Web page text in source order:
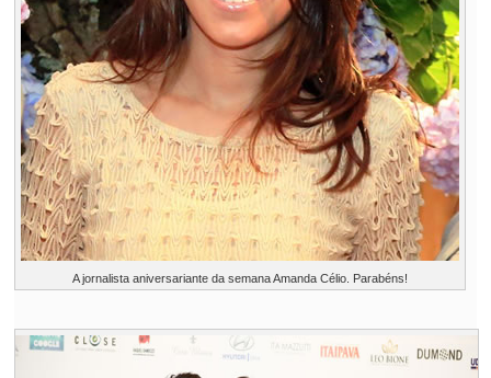
A jornalista aniversariante da semana Amanda Célio. Parabéns!